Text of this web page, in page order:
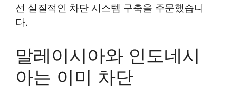
선 실질적인 차단 시스템 구축을 주문했습니
다.
말레이시아와 인도네시
아는 이미 차단